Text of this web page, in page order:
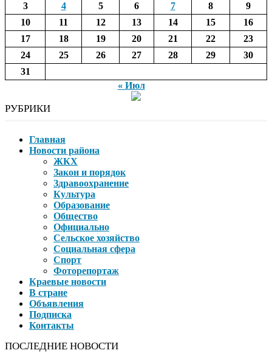
3
4 5 6 7 8
9
10
11 12 13 14 15
16
17
18 19 20 21 22
23
24
25 26 27 28 29
30
31
« Июл
РУБРИКИ
Главная
Новости района
ЖКХ
Закон и порядок
Здравоохранение
Культура
Образование
Общество
Официально
Сельское хозяйство
Социальная сфера
Спорт
Фоторепортаж
Краевые новости
В стране
Объявления
Подписка
Контакты
ПОСЛЕДНИЕ НОВОСТИ